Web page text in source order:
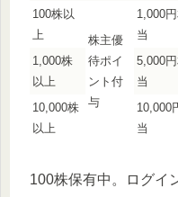
100株以
上
株主優
待ポイ
ント付
与
1,000
当
1,000株
以上
5,000
当
10,000株
以上
10,000
当
100株保有中。ログイ